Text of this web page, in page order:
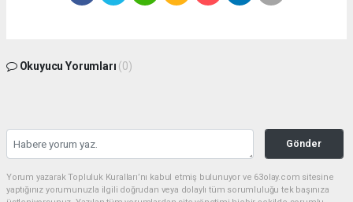
Okuyucu Yorumları (0)
Gönder
Yorum yazarak Topluluk Kuralları’nı kabul etmiş bulunuyor ve 63olay.com sitesine
yaptığınız yorumunuzla ilgili doğrudan veya dolaylı tüm sorumluluğu tek başınıza